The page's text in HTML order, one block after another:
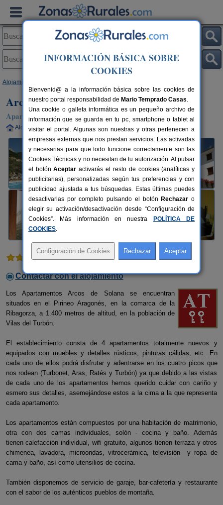
Alojamientos
Arcos de Solana
Apartamento en Vilas del Turbón (Huesca)
Alquiler completo 2-20 plazas 120 km de Huesca
3 comentarios
Contactar con el alojamiento
Los Apartamentos Arcos de Solana se encuentran
situados en el Pirineo Aragonés, en la comarca de la
Ribagorza, a 1.400 metros de altitud, en la población de
Vilas del Turbón.
El establecimiento consta de 4 apartamentos totalmente nuevos y
equipados con muebles y detalles rústicos, pinturas cálidas, etc. En
cada uno de ellos podrá disfrutar y adentrarse en los cuatro picos que
nos rodean (Turbonet, Aras, Ratés y Turbón) ya que debido a las vistas
de cada uno de los apartamentos hemos querido cuidar con cariño y
esmero sus detalles, asemejándose estos a la cima a la que representa
cada apartamento.
Los apartamentos están compuestos por una habitación de matrimonio,
otra con dos camas individuales, solón - cocina y baño. Además
tienen calefacción individual, wifi gratuito, algunos tienen terraza y otros
chimenea, lavadora, microondas, vitrocerámica, televisión y ropa de
cama y baño, así como utensilios de cocina.
También disponemos de servicio de garaje, bar-cafetería y restaurante
con el sabor de los auténticos pueblos de montaña.
INFORMACIÓN BÁSICA SOBRE
COOKIES
Bienvenid@ a la información básica sobre las cookies de
nuestro portal responsabilidad de Mario Temprado Casas.
Una cookie o galleta informática es un pequeño archivo de
información que se guarda en tu pc, smartphone o tablet al
visitar el portal. Algunas son nuestras y otras pertenecen a
empresas externas que nos prestan servicios. Las activadas
y necesarias para que todo funcione correctamente son las
Cookies Técnicas y no necesitan de tu autorización. Al pulsar
el botónAceptar activarás el resto de cookies (analíticas y
publicitarias), personalizadas según tus preferencias y con
publicidad ajustada a tus búsquedas. Estas últimas puedes
desactivarlas por completo pulsando el botón Rechazar o
elegir su activación/desactivación desde “Configuración de
Cookies”. Más información en nuestra
POLÍTICA DE
COOKIES.